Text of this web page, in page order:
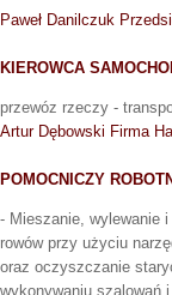
Paweł Danilczuk
KIEROWCA
przewóz rzeczy -
Artur Dębowski Firma
POMOCNICZY
- Mieszanie, wylewanie i
rowów przy użyciu
oraz oczyszczanie
wykonywaniu szalowań i